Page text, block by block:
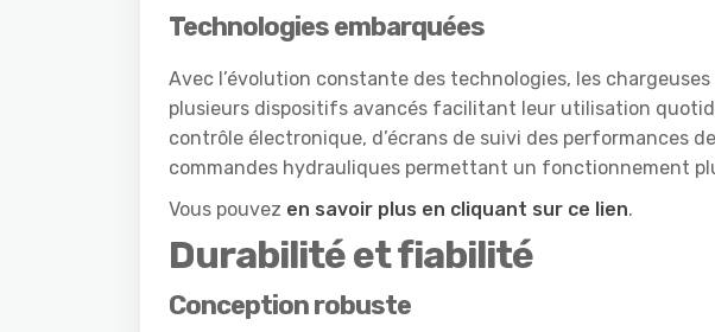
Technologies embarquées
Avec l’évolution constante des technologies, les
plusieurs dispositifs avancés facilitant leur utilisation
contrôle électronique, d’écrans de suivi des performances
commandes hydrauliques permettant un fonctionnement
Vous pouvez en savoir plus en cliquant sur ce lien.
Durabilité et fiabilité
Conception robuste